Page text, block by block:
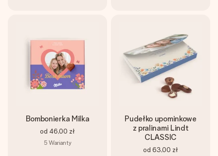
Bombonierka Milka
od 46,00 zł
5 Warianty
Pudełko upominkowe
z pralinami Lindt
CLASSIC
od 63,00 zł